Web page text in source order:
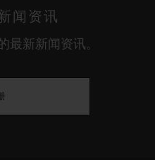
闻资讯
最新新闻资讯。